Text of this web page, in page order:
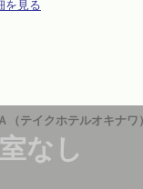
を見る
なし
テイクホテルオキナワ）